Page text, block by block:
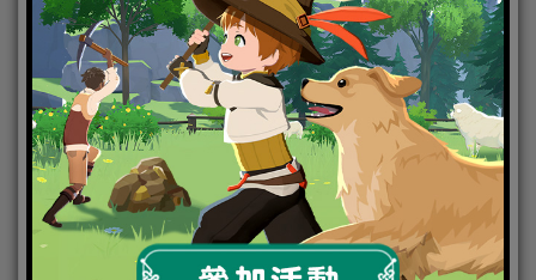
ChinaJoy 2019